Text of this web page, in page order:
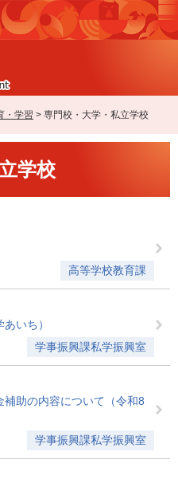
・学習 > 専門校・大学・私立学校
学校
高等学校教育課
いち）
学事振興課私学振興室
助の内容について（令和8
学事振興課私学振興室